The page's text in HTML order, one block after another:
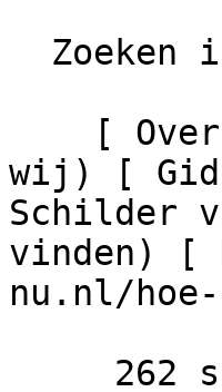
wij) [
Schilder
vinden) [
nu.nl/